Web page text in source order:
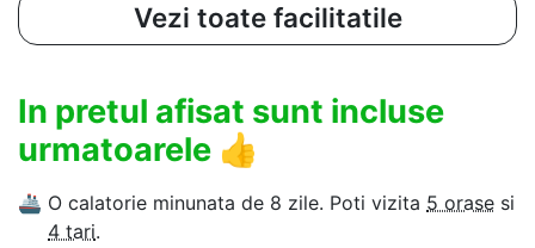
Vezi toate facilitatile
In pretul afisat sunt incluse
urmatoarele 👍
🚢 O calatorie minunata de 8 zile. Poti vizita 5 orase si
4 tari.